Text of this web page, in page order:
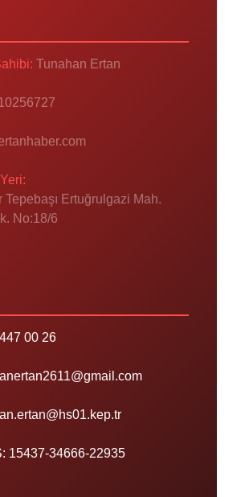
Tunahan Ertan
Tepebaşı Ertuğrulgazi Mah.
No:18/6
00 26
15437-34666-22935